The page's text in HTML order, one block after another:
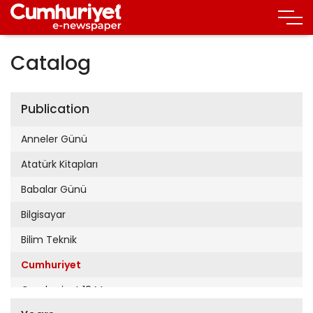
Catalog
Publication
Anneler Günü
Atatürk Kitapları
Babalar Günü
Bilgisayar
Bilim Teknik
Cumhuriyet
Cumhuriyet 19 Mayıs